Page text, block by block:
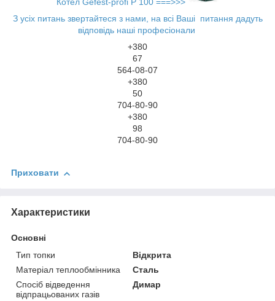
Котел Gefest-profi P 100 ===>>>
З усіх питань звертайтеся з нами, на всі Ваші питання дадуть
відповідь наші професіонали
+380
67
564-08-07
+380
50
704-80-90
+380
98
704-80-90
Приховати
Характеристики
Основні
Тип топки
Відкрита
Матеріал теплообмінника
Сталь
Спосіб відведення
відпрацьованих газів
Димар